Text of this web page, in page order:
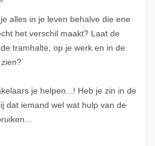
alles in je leven behalve die ene
het verschil maakt? Laat de
tramhalte, op je werk en in de
je helpen...! Heb je zin in de
dat iemand wel wat hulp van de